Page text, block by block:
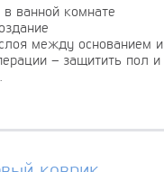
ванной комнате
между основанием и
– защитить пол и